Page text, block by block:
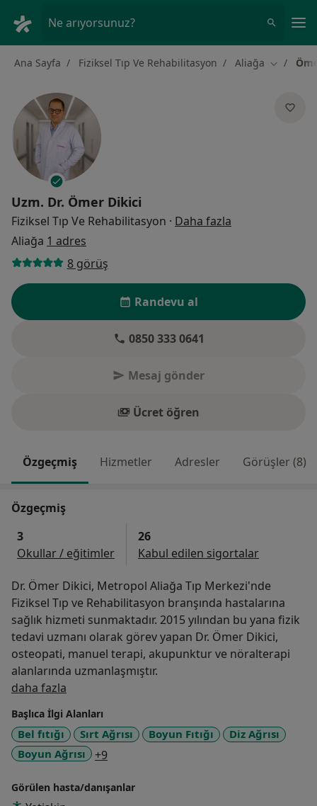
Ne arıyorsunuz?
Ana Sayfa Fiziksel Tıp Ve Rehabilitasyon Aliağa Şehir
Uzm. Dr. Ömer Dikici
Fiziksel Tıp Ve Rehabilitasyon · Daha fazla
Aliağa 1 adres
8 görüş
Randevu al
0850 333 0641
Mesaj gönder
Ücret öğren
Özgeçmiş Hizmetler Adresler Görüşler (8)
Özgeçmiş
3
Okullar / eğitimler
26
Kabul edilen sigortalar
Dr. Ömer Dikici, Metropol Aliağa Tıp Merkezi'nde
Fiziksel Tıp ve Rehabilitasyon branşında hastalarına
sağlık hizmeti sunmaktadır. 2015 yılından bu yana fizik
tedavi uzmanı olarak görev yapan Dr. Ömer Dikici,
osteopati, manuel terapi, akupunktur ve nöralterapi
alanlarında uzmanlaşmıştır.
daha fazla
Başlıca İlgi Alanları
Bel fıtığı Sırt Ağrısı Boyun Fıtığı
Diz Ağrısı
Boyun Ağrısı
+9a11y_sr_more_diseases
Görülen hasta/danışanlar